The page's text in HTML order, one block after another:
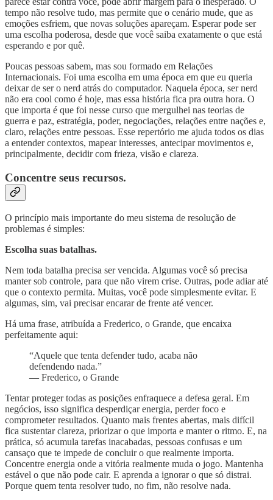
tempo não resolve tudo, mas permite que o cenário mude, que as
emoções esfriem, que novas soluções apareçam. Esperar pode ser
uma escolha poderosa, desde que você saiba exatamente o que está
esperando e por quê.
Poucas pessoas sabem, mas sou formado em Relações
Internacionais. Foi uma escolha em uma época em que eu queria
deixar de ser o nerd atrás do computador. Naquela época, ser nerd
não era cool como é hoje, mas essa história fica pra outra hora. O
que importa é que foi nesse curso que mergulhei nas teorias de
guerra e paz, estratégia, poder, negociações, relações entre nações e,
claro, relações entre pessoas. Esse repertório me ajuda todos os dias
a entender contextos, mapear interesses, antecipar movimentos e,
principalmente, decidir com frieza, visão e clareza.
Concentre seus recursos.
O princípio mais importante do meu sistema de resolução de
problemas é simples:
Escolha suas batalhas.
Nem toda batalha precisa ser vencida. Algumas você só precisa
manter sob controle, para que não virem crise. Outras, pode adiar até
que o contexto permita. Muitas, você pode simplesmente evitar. E
algumas, sim, vai precisar encarar de frente até vencer.
Há uma frase, atribuída a Frederico, o Grande, que encaixa
perfeitamente aqui:
“Aquele que tenta defender tudo, acaba não
defendendo nada.”
— Frederico, o Grande
Tentar proteger todas as posições enfraquece a defesa geral. Em
negócios, isso significa desperdiçar energia, perder foco e
comprometer resultados. Quanto mais frentes abertas, mais difícil
fica sustentar clareza, priorizar o que importa e manter o ritmo. E, na
prática, só acumula tarefas inacabadas, pessoas confusas e um
cansaço que te impede de concluir o que realmente importa.
Concentre energia onde a vitória realmente muda o jogo. Mantenha
estável o que não pode cair. E aprenda a ignorar o que só distrai.
Porque quem tenta resolver tudo, no fim, não resolve nada.